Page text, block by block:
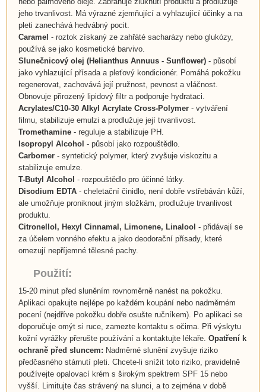
jeho trvanlivost. Má výrazné zjemňující a vyhlazující účinky a na
pleti zanechává hedvábný pocit.
Caramel - roztok získaný ze zahřáté sacharázy nebo glukózy,
používá se jako kosmetické barvivo.
Slunečnicový olej (Helianthus Annuus - Sunflower) - působí
jako vyhlazující přísada a pleťový kondicionér. Pomáhá pokožku
regenerovat, zachovává její pružnost, pevnost a vláčnost.
Obnovuje přirozený lipidový filtr a podporuje hydrataci.
Acrylates/C10-30 Alkyl Acrylate Cross-Polymer- vytváření
filmu, stabilizuje emulzi a prodlužuje její trvanlivost.
Tromethamine- reguluje a stabilizuje PH.
Isopropyl Alcohol - působí jako rozpouštědlo.
Carbomer - syntetický polymer, který zvyšuje viskozitu a
stabilizuje emulze.
T-Butyl Alcohol - rozpouštědlo pro účinné látky.
Disodium EDTA- cheletační činidlo, není dobře vstřebáván kůží,
ale umožňuje proniknout jiným složkám, prodlužuje trvanlivost
produktu.
Citronellol, Hexyl Cinnamal, Limonene, Linalool - přidávají se
za účelem vonného efektu a jako deodorační přísady, které
omezují nepříjemné tělesné pachy.
Použití:
15-20 minut před sluněním rovnoměrně nanést na pokožku.
Aplikaci opakujte nejlépe po každém koupání nebo nadměrném
pocení (nejdříve pokožku dobře osušte ručníkem). Po aplikaci se
doporučuje omýt si ruce, zamezte kontaktu s očima. Při výskytu
kožní vyrážky přerušte používání a kontaktujte lékaře. Opatření k
ochraně před sluncem: Nadměrné slunění zvyšuje riziko
předčasného stárnutí pleti. Chcete-li snížit toto riziko, pravidelně
používejte opalovací krém s širokým spektrem SPF 15 nebo
vyšší. Limitujte čas strávený na slunci, a to zejména v době